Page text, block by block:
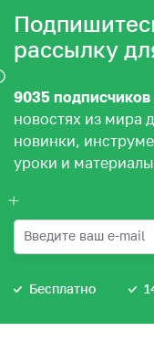
рассылку
9035 подписчиков
новостях из мира
новинки,
уроки и материалы
Бесплатно